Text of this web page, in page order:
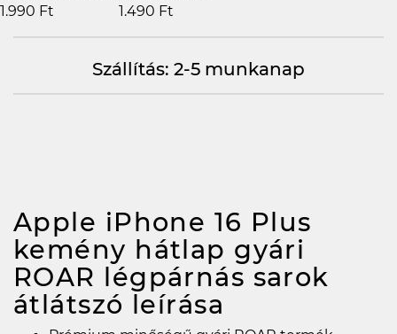
1.990 Ft 1.490 Ft
Szállítás: 2-5 munkanap
Apple iPhone 16 Plus
kemény hátlap gyári
ROAR légpárnás sarok
átlátszó leírása